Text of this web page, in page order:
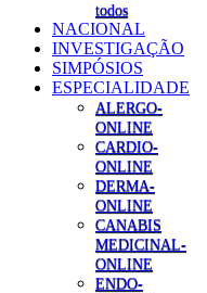
todos
NACIONAL
INVESTIGAÇÃO
SIMPÓSIOS
ESPECIALIDADE
ALERGO-
ONLINE
CARDIO-
ONLINE
DERMA-
ONLINE
CANABIS
MEDICINAL-
ONLINE
ENDO-